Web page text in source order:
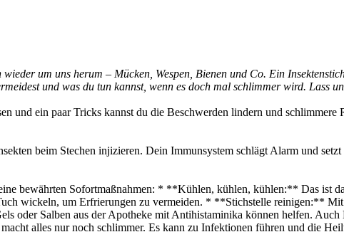
um uns herum – Mücken, Wespen, Bienen und Co. Ein
und was du tun kannst, wenn es doch mal schlimmer wird. Lass
und ein paar Tricks kannst du die Beschwerden lindern und
beim Stechen injizieren. Dein Immunsystem schlägt Alarm und
bewährten Sofortmaßnahmen: * **Kühlen, kühlen, kühlen:** Das ist
wickeln, um Erfrierungen zu vermeiden. * **Stichstelle reinigen:**
oder Salben aus der Apotheke mit Antihistaminika können helfen.
alles nur noch schlimmer. Es kann zu Infektionen führen und die